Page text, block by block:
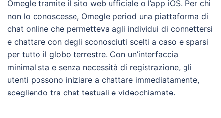
Omegle tramite il sito web ufficiale o l’app iOS. Per chi
non lo conoscesse, Omegle period una piattaforma di
chat online che permetteva agli individui di connettersi
e chattare con degli sconosciuti scelti a caso e sparsi
per tutto il globo terrestre. Con un’interfaccia
minimalista e senza necessità di registrazione, gli
utenti possono iniziare a chattare immediatamente,
scegliendo tra chat testuali e videochiamate.